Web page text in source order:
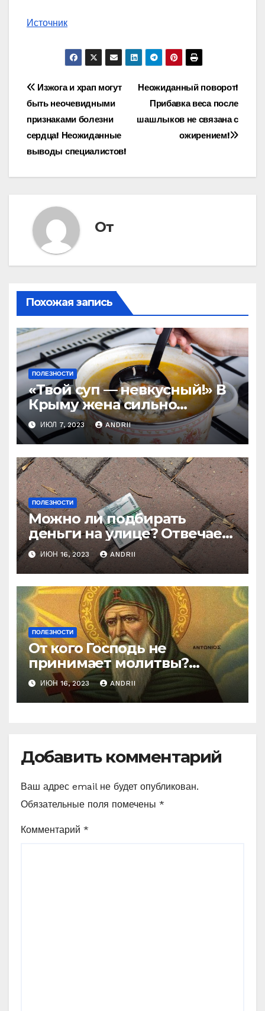
Источник
Навигация
по
записям
Неожиданный поворот!
Прибавка веса после
шашлыков не связана с
ожирением!
Изжога и храп могут
быть неочевидными
признаками болезни
сердца! Неожиданные
выводы специалистов!
От
Похожая запись
ПОЛЕЗНОСТИ
«Твой суп — невкусный!» В
Крыму жена сильно
наказала мужа за
нелестный отзыв о её
стряпне
ИЮЛ 7, 2023 ANDRII
ПОЛЕЗНОСТИ
Можно ли подбирать
деньги на улице? Отвечает
батюшка
ИЮН 16, 2023 ANDRII
ПОЛЕЗНОСТИ
От кого Господь не
принимает молитвы?
Неожиданные слова
Ефрема Сирина
ИЮН 16, 2023 ANDRII
Добавить комментарий
Ваш адрес email не будет опубликован.
Обязательные поля помечены *
Комментарий *